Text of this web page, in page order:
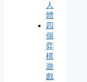
人
體
四
個
弈
棋
遊
戲